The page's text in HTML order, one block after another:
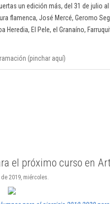
un edición más, del 31 de julio
flamenca, José Mercé, Geromo
Heredia, El Pele, el Granaíno,
(pinchar aquí)
el próximo curso en
de 2019, miércoles.